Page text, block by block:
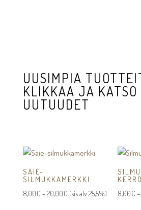
UUSIMPIA
KLIKKAA JA KATSO
UUTUUDET
SÄIE-
SILMUKKAMERKKI
8,00€ –20,00€Hintaluokka:
(sis alv 25,5%) 8,00€ –